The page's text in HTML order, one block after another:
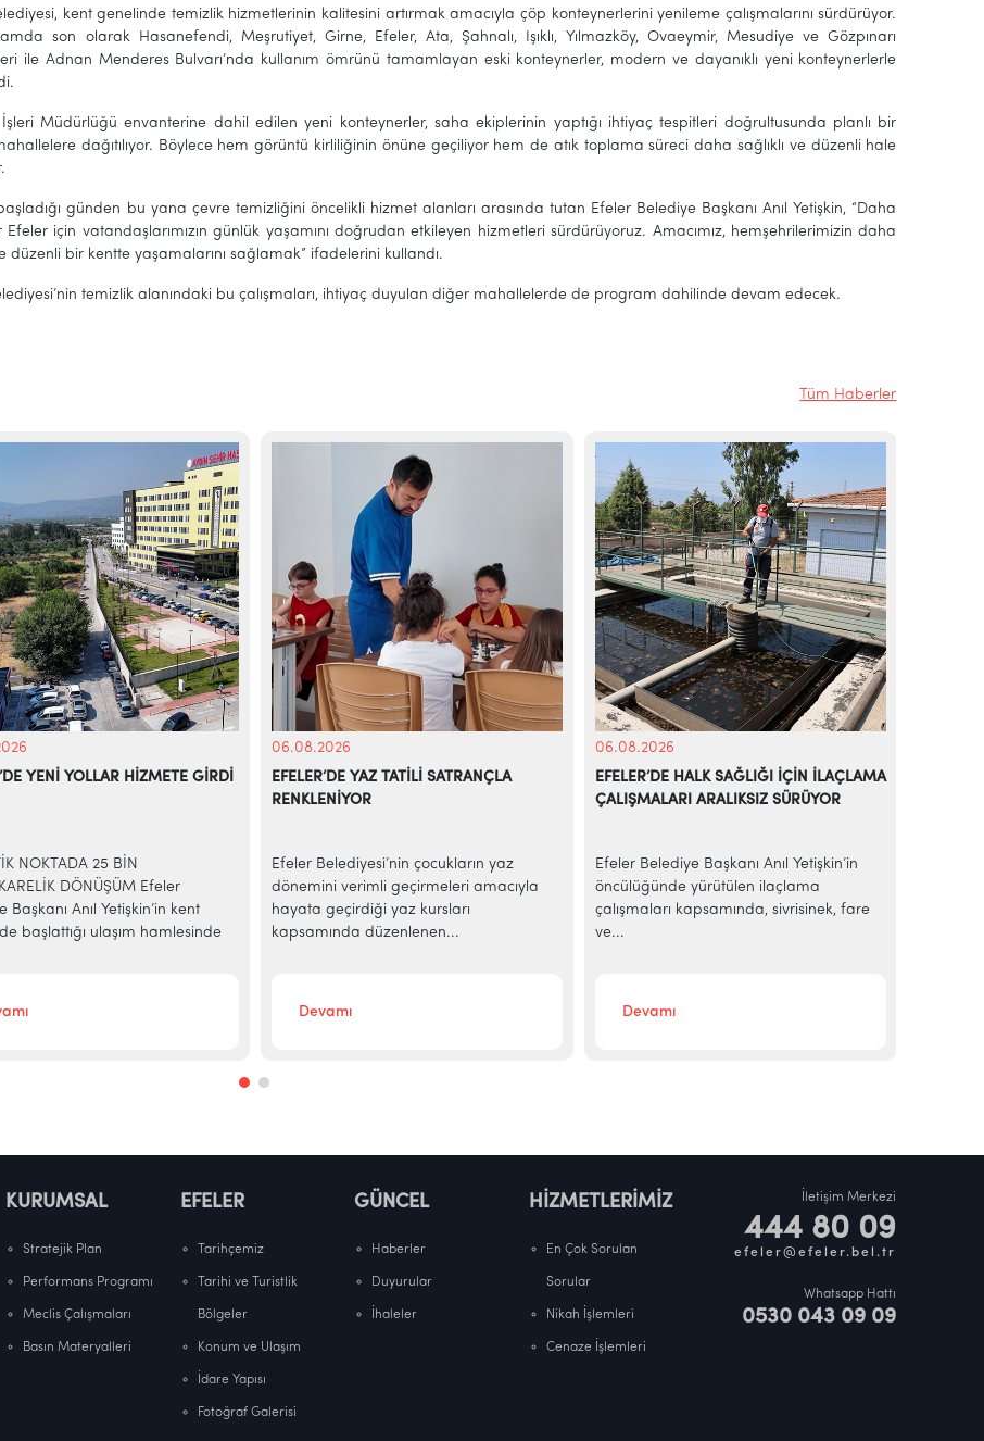
kent genelinde temizlik hizmetlerinin kalitesini artırmak amacıyla çöp konteynerlerini yenileme çalışmalarını sürdürüyor.
son olarak Hasanefendi, Meşrutiyet, Girne, Efeler, Ata, Şahnalı, Işıklı, Yılmazköy, Ovaeymir, Mesudiye ve Gözpınarı
ile Adnan Menderes Bulvarı’nda kullanım ömrünü tamamlayan eski konteynerler, modern ve dayanıklı yeni konteynerlerle
İşleri Müdürlüğü envanterine dahil edilen yeni konteynerler, saha ekiplerinin yaptığı ihtiyaç tespitleri doğrultusunda planlı bir
dağıtılıyor. Böylece hem görüntü kirliliğinin önüne geçiliyor hem de atık toplama süreci daha sağlıklı ve düzenli hale
günden bu yana çevre temizliğini öncelikli hizmet alanları arasında tutan Efeler Belediye Başkanı Anıl Yetişkin, “Daha
için vatandaşlarımızın günlük yaşamını doğrudan etkileyen hizmetleri sürdürüyoruz. Amacımız, hemşehrilerimizin daha
düzenli bir kentte yaşamalarını sağlamak” ifadelerini kullandı.
temizlik alanındaki bu çalışmaları, ihtiyaç duyulan diğer mahallelerde de program dahilinde devam edecek.
Tüm Haberler
YENİ YOLLAR HİZMETE GİRDİ
NOKTADA 25 BİN
DÖNÜŞÜM Efeler
Başkanı Anıl Yetişkin’in kent
başlattığı ulaşım hamlesinde
06.08.2026
EFELER’DE YAZ TATİLİ SATRANÇLA
RENKLENİYOR
Efeler Belediyesi’nin çocukların yaz
dönemini verimli geçirmeleri amacıyla
hayata geçirdiği yaz kursları
kapsamında düzenlenen...
Devamı
06.08.2026
EFELER’DE HALK SAĞLIĞI İÇİN İLAÇLAMA
ÇALIŞMALARI ARALIKSIZ SÜRÜYOR
Efeler Belediye Başkanı Anıl Yetişkin’in
öncülüğünde yürütülen ilaçlama
çalışmaları kapsamında, sivrisinek, fare
ve...
Devamı
KURUMSAL
Stratejik Plan
Performans Programı
Meclis Çalışmaları
Basın Materyalleri
EFELER
Tarihçemiz
Tarihi ve Turistlik
Bölgeler
Konum ve Ulaşım
İdare Yapısı
Fotoğraf Galerisi
GÜNCEL
Haberler
Duyurular
İhaleler
HİZMETLERİMİZ
En Çok Sorulan
Sorular
Nikah İşlemleri
Cenaze İşlemleri
İletişim Merkezi
444 80 09
efeler@efeler.bel.tr
Whatsapp Hattı
0530 043 09 09